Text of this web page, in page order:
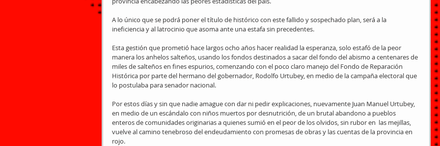
A lo único que se podrá poner el título de histórico con este fallido y sospechado plan, será a la
ineficiencia y al latrocinio que asoma ante una estafa sin precedentes.
Esta gestión que prometió hace largos ocho años hacer realidad la esperanza, solo estafó de la peor
manera los anhelos salteños, usando los fondos destinados a sacar del fondo del abismo a centenares de
miles de salteños en fines espurios, comenzando con el poco claro manejo del Fondo de Reparación
Histórica por parte del hermano del gobernador, Rodolfo Urtubey, en medio de la campaña electoral que
lo postulaba para senador nacional.
Por estos días y sin que nadie amague con dar ni pedir explicaciones, nuevamente Juan Manuel Urtubey,
en medio de un escándalo con niños muertos por desnutrición, de un brutal abandono a pueblos
enteros de comunidades originarias a quienes sumió en el peor de los olvidos, sin rubor en  las mejillas,
vuelve al camino tenebroso del endeudamiento con promesas de obras y las cuentas de la provincia en
rojo.